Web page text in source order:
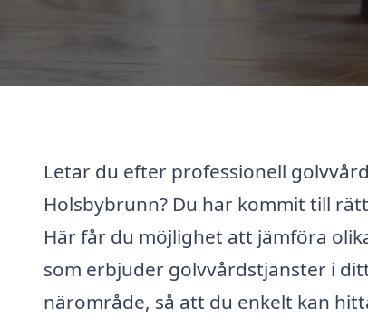
Letar du efter professionell
Holsbybrunn? Du har kommit till
Här får du möjlighet att jämföra
som erbjuder golvvårdstjänster i
närområde, så att du enkelt kan